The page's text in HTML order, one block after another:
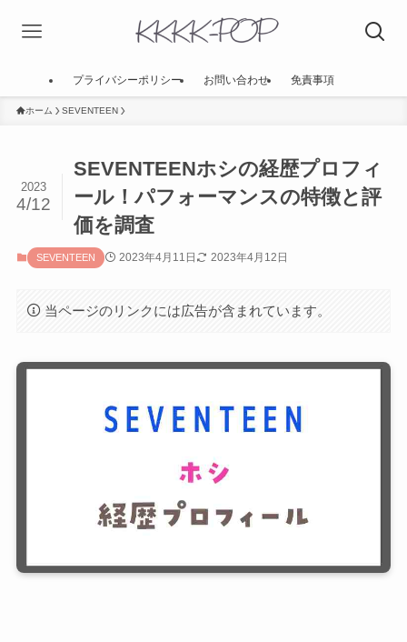
プライバシーポリシー お問い合わせ 免責事項
ホーム SEVENTEEN
SEVENTEENホシの経歴プロフィ
ール！パフォーマンスの特徴と評
価を調査
2023
4/12
SEVENTEEN 2023年4月11日 2023年4月12日
当ページのリンクには広告が含まれています。